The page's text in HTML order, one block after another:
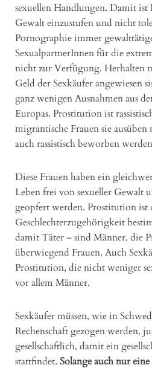
sexuellen Handlungen. Damit ist
Gewalt einzustufen und nicht
Pornographie immer
SexualpartnerInnen für die
nicht zur Verfügung. Herhalten
Geld der Sexkäufer angewiesen
ganz wenigen Ausnahmen aus
Europas. Prostitution ist
migrantische Frauen sie
auch rassistisch beworben
Diese Frauen haben ein
Leben frei von sexueller Gewalt
geopfert werden. Prostitution ist
Geschlechterzugehörigkeit
damit Täter – sind Männer, die
überwiegend Frauen. Auch
Prostitution, die nicht weniger
vor allem Männer.
Sexkäufer müssen, wie in
Rechenschaft gezogen werden,
gesellschaftlich, damit ein
stattfindet. Solange auch nur